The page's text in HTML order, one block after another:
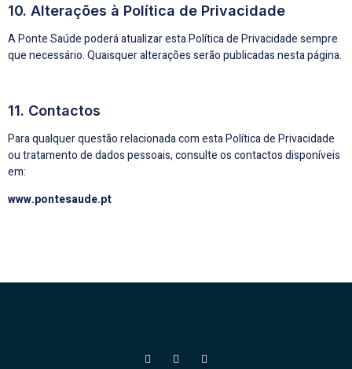
10. Alterações à Política de Privacidade
A Ponte Saúde poderá atualizar esta Política de Privacidade sempre
que necessário. Quaisquer alterações serão publicadas nesta página.
11. Contactos
Para qualquer questão relacionada com esta Política de Privacidade
ou tratamento de dados pessoais, consulte os contactos disponíveis
em:
www.pontesaude.pt